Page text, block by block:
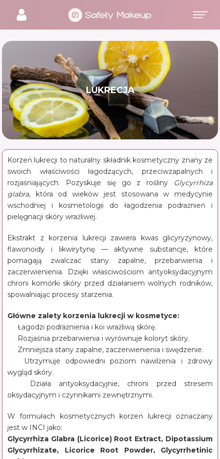
LUKRECJA
Korzeń lukrecji to naturalny składnik kosmetyczny znany ze
swoich właściwości łagodzących, przeciwzapalnych i
rozjaśniających. Pozyskuje się go z rośliny Glycyrrhiza
glabra, która od wieków jest stosowana w medycynie
wschodniej i kosmetologii do łagodzenia podrażnień i
pielęgnacji skóry wrażliwej.
Ekstrakt z korzenia lukrecji zawiera kwas glicyryzynowy,
flawonoidy i likwirytynę — aktywne substancje, które
pomagają zwalczać stany zapalne, przebarwienia i
zaczerwienienia. Dzięki właściwościom antyoksydacyjnym
chroni komórki skóry przed działaniem wolnych rodników,
spowalniając procesy starzenia.
Główne zalety korzenia lukrecji w kosmetyce:
🌿 Łagodzi podrażnienia i koi wrażliwą skórę.
✨ Rozjaśnia przebarwienia i wyrównuje koloryt skóry.
🧡 Zmniejsza stany zapalne, zaczerwienienia i swędzenie.
💧 Utrzymuje odpowiedni poziom nawilżenia i zdrowy
wygląd skóry.
🛡️ Działa antyoksydacyjnie, chroni przed stresem
oksydacyjnym i czynnikami zewnętrznymi.
W formułach kosmetycznych korzeń lukrecji oznaczany
jest w INCI jako:
Glycyrrhiza Glabra (Licorice) Root Extract, Dipotassium
Glycyrrhizate, Licorice Root Powder, Glycyrrhetinic